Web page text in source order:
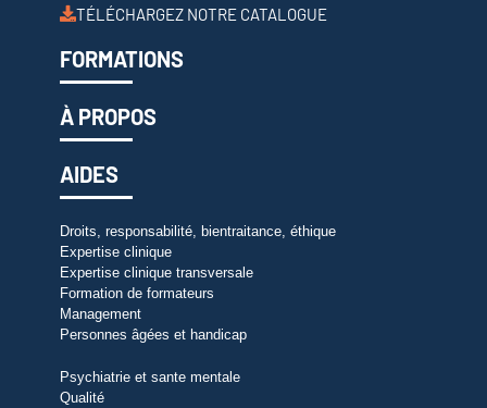
TÉLÉCHARGEZ NOTRE CATALOGUE
FORMATIONS
À PROPOS
AIDES
Droits, responsabilité, bientraitance, éthique
Expertise clinique
Expertise clinique transversale
Formation de formateurs
Management
Personnes âgées et handicap
Psychiatrie et sante mentale
Qualité